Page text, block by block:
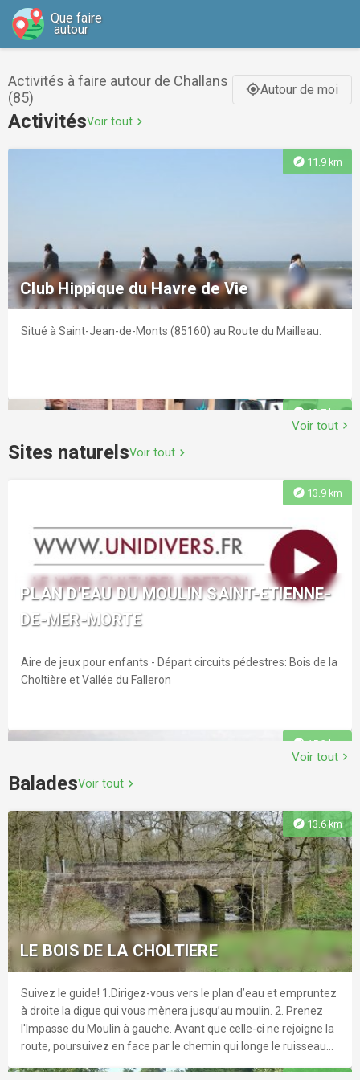
Que faire
autour
Activités à faire autour de Challans
(85)
gps_fixedAutour de moi
ActivitésVoir tout chevron_right
explore 11.9 km
Club Hippique du Havre de Vie
Situé à Saint-Jean-de-Monts (85160) au Route du Mailleau.
explore13.7 km
SALLE DE SPORT WEFIT
Situé à Saint-Jean-de-Monts (85160) au Route de Challans,
Les sentiers du Marais.
explore 14.1 km
La Chevauchée des Dunes
Situé à Saint-Jean-de-Monts (85160) au Avenue des épines.
explore14.6 km
Mini-golf Loisirs des Marines
Voir tout chevron_right
Sites naturelsVoir tout chevron_right
explore 13.9 km
PLAN D'EAU DU MOULIN SAINT-ETIENNE-
DE-MER-MORTE
Aire de jeux pour enfants - Départ circuits pédestres: Bois de la
Choltière et Vallée du Falleron
explore15.2 km
Plage de l'Estacade
Situé à Saint-Jean-de-Monts (85160)
explore15.8 km
Voir tout chevron_right
BaladesVoir tout chevron_right
explore 13.6 km
LE BOIS DE LA CHOLTIERE
Suivez le guide! 1.Dirigez-vous vers le plan d’eau et empruntez
à droite la digue qui vous mènera jusqu’au moulin. 2. Prenez
l'Impasse du Moulin à gauche. Avant que celle-ci ne rejoigne la
route, poursuivez en face par le chemin qui longe le ruisseau